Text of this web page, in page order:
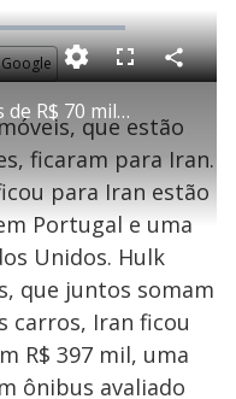
Hulk abre mão de mais de R$ 70 milhões em bens e imóveis em divórcio
F
l
s
c
e
n
C
o
a
r
h
a
que estão
ficaram para Iran.
para Iran estão
Portugal e uma
Unidos. Hulk
que juntos somam
carros, Iran ficou
R$ 397 mil, uma
ônibus avaliado